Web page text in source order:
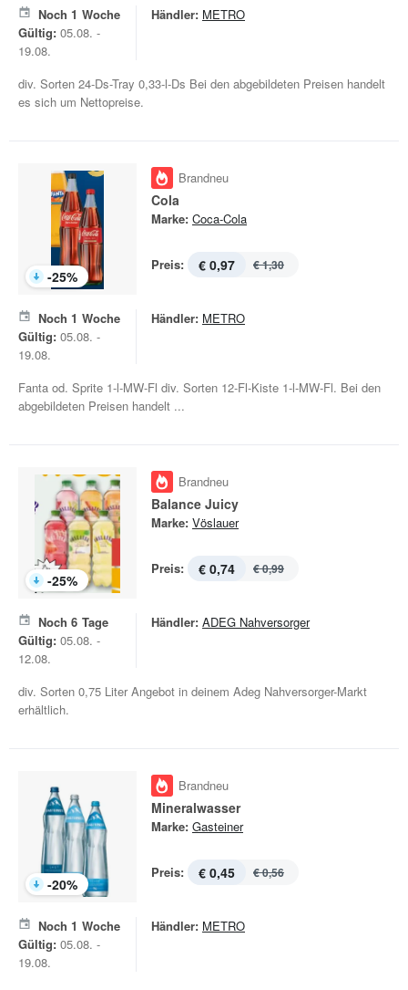
Noch 1 Woche
Gültig: 05.08. -
19.08.
Händler: METRO
div. Sorten 24-Ds-Tray 0,33-l-Ds Bei den abgebildeten Preisen handelt
es sich um Nettopreise.
-25%
Brandneu
Cola
Marke: Coca-Cola
Preis: € 0,97 € 1,30
Noch 1 Woche
Gültig: 05.08. -
19.08.
Händler: METRO
Fanta od. Sprite 1-l-MW-Fl div. Sorten 12-Fl-Kiste 1-l-MW-Fl. Bei den
abgebildeten Preisen handelt ...
-25%
Brandneu
Balance Juicy
Marke: Vöslauer
Preis: € 0,74 € 0,99
Noch 6 Tage
Gültig: 05.08. -
12.08.
Händler: ADEG Nahversorger
div. Sorten 0,75 Liter Angebot in deinem Adeg Nahversorger-Markt
erhältlich.
-20%
Brandneu
Mineralwasser
Marke: Gasteiner
Preis: € 0,45 € 0,56
Noch 1 Woche
Gültig: 05.08. -
19.08.
Händler: METRO